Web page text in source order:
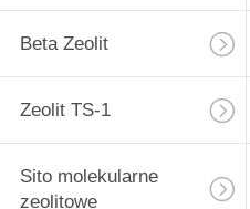
Beta Zeolit
Zeolit ​​TS-1
Sito molekularne
zeolitowe